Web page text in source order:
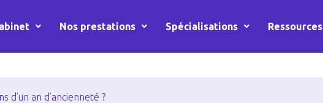
Nos prestations Spécialisations Ressources
d’un an d’ancienneté ?